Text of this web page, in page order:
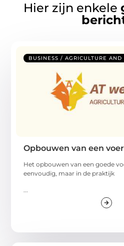
Hier zijn enkele
BUSINESS / AGRICULTURE AND
Opbouwen van een
Het opbouwen van een goede
eenvoudig, maar in de praktijk